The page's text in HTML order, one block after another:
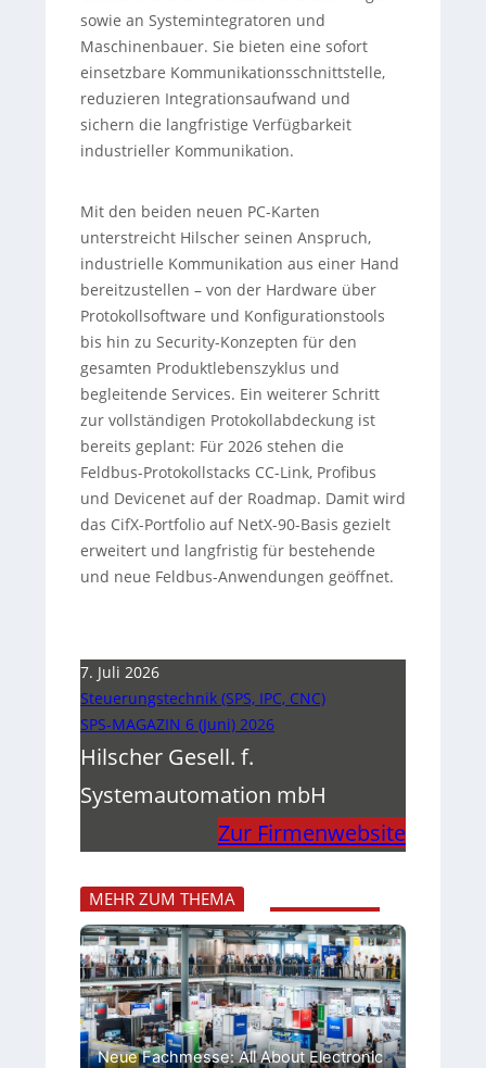
sowie an Systemintegratoren und
Maschinenbauer. Sie bieten eine sofort
einsetzbare Kommunikationsschnittstelle,
reduzieren Integrationsaufwand und
sichern die langfristige Verfügbarkeit
industrieller Kommunikation.
Mit den beiden neuen PC-Karten
unterstreicht Hilscher seinen Anspruch,
industrielle Kommunikation aus einer Hand
bereitzustellen – von der Hardware über
Protokollsoftware und Konfigurationstools
bis hin zu Security-Konzepten für den
gesamten Produktlebenszyklus und
begleitende Services. Ein weiterer Schritt
zur vollständigen Protokollabdeckung ist
bereits geplant: Für 2026 stehen die
Feldbus-Protokollstacks CC-Link, Profibus
und Devicenet auf der Roadmap. Damit wird
das CifX-Portfolio auf NetX-90-Basis gezielt
erweitert und langfristig für bestehende
und neue Feldbus-Anwendungen geöffnet.
7. Juli 2026
Steuerungstechnik (SPS, IPC, CNC)
SPS-MAGAZIN 6 (Juni) 2026
Hilscher Gesell. f.
Systemautomation mbH
Zur Firmenwebsite
MEHR ZUM THEMA
Neue Fachmesse: All About Electronic